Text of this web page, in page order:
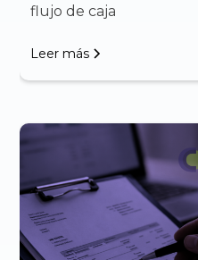
flujo de caja
Leer más